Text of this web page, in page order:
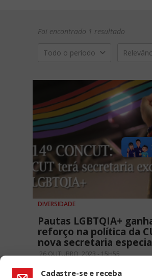
Foi encontrado 1 resultado
Todo o período
DIVERSIDADE
Pautas LGBTQIA+
reforço na política da
nova secretaria
26 OUTUBRO, 2023 - 15H55
Cadastre-se e receba